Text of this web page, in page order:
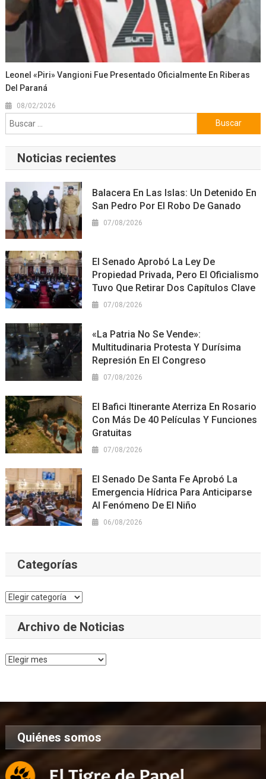
Leonel «Piri» Vangioni Fue Presentado Oficialmente En Riberas
Del Paraná
08/02/2026
Buscar:
Noticias recientes
Balacera En Las Islas: Un Detenido En
San Pedro Por El Robo De Ganado
07/08/2026
El Senado Aprobó La Ley De
Propiedad Privada, Pero El Oficialismo
Tuvo Que Retirar Dos Capítulos Clave
07/08/2026
«La Patria No Se Vende»:
Multitudinaria Protesta Y Durísima
Represión En El Congreso
07/08/2026
El Bafici Itinerante Aterriza En Rosario
Con Más De 40 Películas Y Funciones
Gratuitas
07/08/2026
El Senado De Santa Fe Aprobó La
Emergencia Hídrica Para Anticiparse
Al Fenómeno De El Niño
06/08/2026
Categorías
Categorías
Archivo de Noticias
Archivo
Quiénes somos